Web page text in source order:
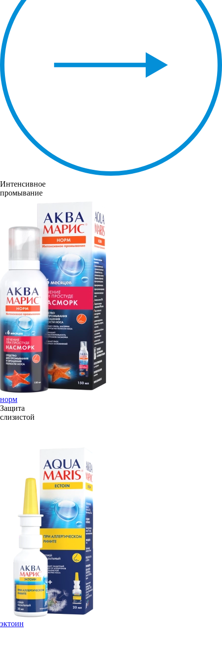
Интенсивное
промывание
норм
Защита
слизистой
эктоин